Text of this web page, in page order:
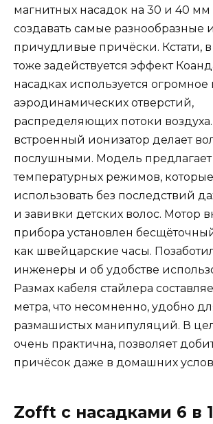
магнитных насадок на 30 и 40
создавать самые разнообразные и
причудливые причёски. Кстати,
тоже задействуется эффект
насадках используется огромное
аэродинамических отверстий,
распределяющих потоки
встроенный ионизатор делает
послушными. Модель
температурных режимов,
использовать без последствий
и завивки детских волос. Мотор
прибора установлен
как швейцарские часы.
инженеры и об удобстве
Размах кабеля стайлера
метра, что несомненно, удобно
размашистых манипуляций. В
очень практична, позволяет
причёсок даже в домашних
Zofft с насадками 6 в 1